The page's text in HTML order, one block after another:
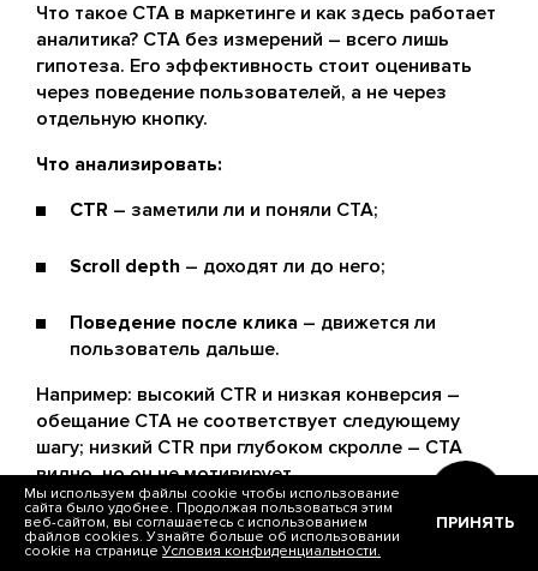
Мы используем файлы cookie чтобы использование
сайта было удобнее. Продолжая пользоваться этим
веб-сайтом, вы соглашаетесь с использованием
файлов cookies. Узнайте больше об использовании
cookie на странице Условия конфиденциальности.
ПРИНЯТЬ
Что такое CTA в маркетинге и как здесь работает
аналитика? CTA без измерений – всего лишь
гипотеза. Его эффективность стоит оценивать
через поведение пользователей, а не через
отдельную кнопку.
Что анализировать:
CTR – заметили ли и поняли CTA;
Scroll depth – доходят ли до него;
Поведение после клика – движется ли
пользователь дальше.
Например: высокий CTR и низкая конверсия –
обещание CTA не соответствует следующему
шагу; низкий CTR при глубоком скролле – CTA
видно, но он не мотивирует.
A/B-тесты позволяют сравнивать тексты, формат
и размещение.CTA элементы не константа, а